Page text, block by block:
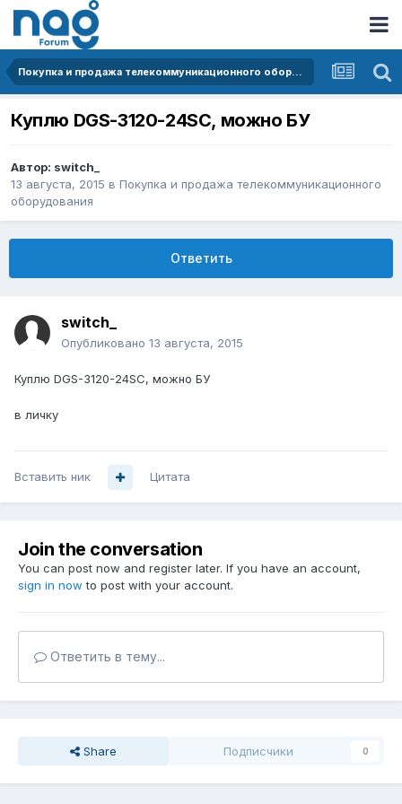
Покупка и продажа телекоммуникационного оборудования
Куплю DGS-3120-24SC, можно БУ
Автор: switch_
13 августа, 2015 в Покупка и продажа телекоммуникационного
оборудования
Ответить
switch_
Опубликовано 13 августа, 2015
Куплю DGS-3120-24SC, можно БУ
в личку
Вставить ник Цитата
Join the conversation
You can post now and register later. If you have an account,
sign in now to post with your account.
Ответить в тему...
Share Подписчики 0